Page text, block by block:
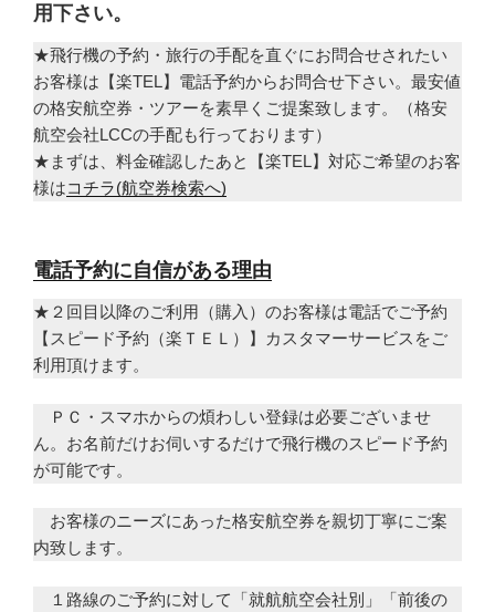
用下さい。
★飛行機の予約・旅行の手配を直ぐにお問合せされたい
お客様は【楽TEL】電話予約からお問合せ下さい。最安値
の格安航空券・ツアーを素早くご提案致します。（格安
航空会社LCCの手配も行っております）
★まずは、料金確認したあと【楽TEL】対応ご希望のお客
様はコチラ(航空券検索へ)
電話予約に自信がある理由
★２回目以降のご利用（購入）のお客様は電話でご予約
【スピード予約（楽ＴＥＬ）】カスタマーサービスをご
利用頂けます。
ＰＣ・スマホからの煩わしい登録は必要ございませ
ん。お名前だけお伺いするだけで飛行機のスピード予約
が可能です。
お客様のニーズにあった格安航空券を親切丁寧にご案
内致します。
１路線のご予約に対して「就航航空会社別」「前後の